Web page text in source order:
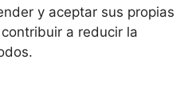
y aceptar sus propias
a reducir la